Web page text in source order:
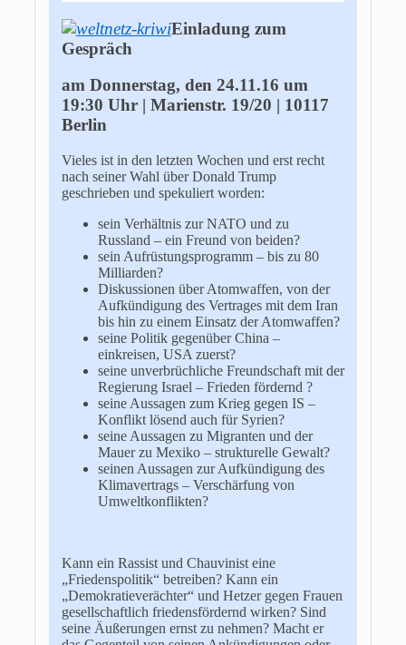
Einladung zum
Gespräch
am Donnerstag, den 24.11.16 um
19:30 Uhr | Marienstr. 19/20 | 10117
Berlin
Vieles ist in den letzten Wochen und erst recht
nach seiner Wahl über Donald Trump
geschrieben und spekuliert worden:
sein Verhältnis zur NATO und zu
Russland – ein Freund von beiden?
sein Aufrüstungsprogramm – bis zu 80
Milliarden?
Diskussionen über Atomwaffen, von der
Aufkündigung des Vertrages mit dem Iran
bis hin zu einem Einsatz der Atomwaffen?
seine Politik gegenüber China –
einkreisen, USA zuerst?
seine unverbrüchliche Freundschaft mit der
Regierung Israel – Frieden fördernd ?
seine Aussagen zum Krieg gegen IS –
Konflikt lösend auch für Syrien?
seine Aussagen zu Migranten und der
Mauer zu Mexiko – strukturelle Gewalt?
seinen Aussagen zur Aufkündigung des
Klimavertrags – Verschärfung von
Umweltkonflikten?
Kann ein Rassist und Chauvinist eine
„Friedenspolitik“ betreiben? Kann ein
„Demokratieverächter“ und Hetzer gegen Frauen
gesellschaftlich friedensfördernd wirken? Sind
seine Äußerungen ernst zu nehmen? Macht er